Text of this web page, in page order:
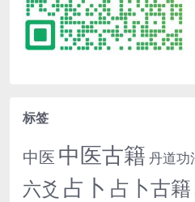
标签
中医 中医古籍 丹道功
六爻 占卜 占卜古籍